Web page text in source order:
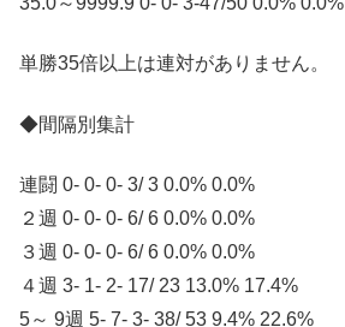
単勝35倍以上は連対がありません。
◆間隔別集計
連闘 0- 0- 0- 3/ 3 0.0% 0.0%
２週 0- 0- 0- 6/ 6 0.0% 0.0%
３週 0- 0- 0- 6/ 6 0.0% 0.0%
４週 3- 1- 2- 17/ 23 13.0% 17.4%
5～ 9週 5- 7- 3- 38/ 53 9.4% 22.6%